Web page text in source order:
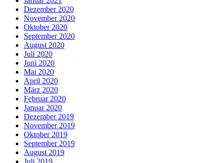
Dezember 2020
November 2020
Oktober 2020
September 2020
August 2020
Juli 2020
Juni 2020
Mai 2020
April 2020
März 2020
Februar 2020
Januar 2020
Dezember 2019
November 2019
Oktober 2019
September 2019
August 2019
Juli 2019